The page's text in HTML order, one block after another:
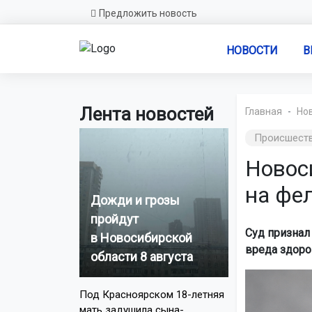
Предложить новость
НОВОСТИ
Лента новостей
Дожди и грозы
пройдут
в Новосибирской
области 8 августа
Под Красноярском 18-летняя
Главная
на
Суд
вреда